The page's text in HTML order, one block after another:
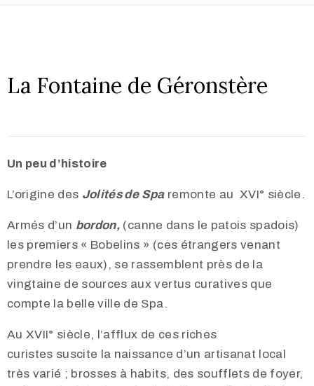
La Fontaine de Géronstère
Un peu d’histoire
L’origine des Jolités de Sparemonte au XVI° siècle.
Armés d’un bordon, (canne dans le patois spadois)
les premiers « Bobelins » (ces étrangers venant
prendre les eaux), se rassemblent près de la
vingtaine de sources aux vertus curatives que
compte la belle ville de Spa.
Au XVII° siècle, l’afflux de ces riches
curistes suscite la naissance d’un artisanat local
très varié ; brosses à habits, des soufflets de foyer,